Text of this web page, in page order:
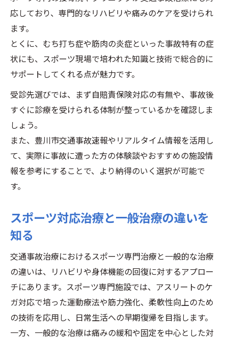
交通事故治療費と自賠責保険の基礎知識
豊川市で自賠責保険手続きをスムーズに行
うコツ
解する
夜間や土曜OKなスポーツ専門施設の探し方
豊川スポーツ専門で夜間土曜対応施設の選
び方
仕事帰りでも通える豊川市の受診先を探す
夜間受付や土曜診療のメリットとは
応しており、専門的なリハビリや痛みのケアを受けられ
ます。
とくに、むち打ち症や筋肉の炎症といった事故特有の症
状にも、スポーツ現場で培われた知識と技術で総合的に
サポートしてくれる点が魅力です。
受診先選びでは、まず自賠責保険対応の有無や、事故後
すぐに診療を受けられる体制が整っているかを確認しま
しょう。
また、豊川市交通事故速報やリアルタイム情報を活用し
て、実際に事故に遭った方の体験談やおすすめの施設情
報を参考にすることで、より納得のいく選択が可能で
す。
スポーツ対応治療と一般治療の違いを
知る
交通事故治療におけるスポーツ専門治療と一般的な治療
の違いは、リハビリや身体機能の回復に対するアプロー
チにあります。スポーツ専門施設では、アスリートのケ
ガ対応で培った運動療法や筋力強化、柔軟性向上のため
の技術を応用し、日常生活への早期復帰を目指します。
一方、一般的な治療は痛みの緩和や固定を中心とした対